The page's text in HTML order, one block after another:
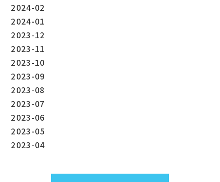
2024-02
2024-01
2023-12
2023-11
2023-10
2023-09
2023-08
2023-07
2023-06
2023-05
2023-04